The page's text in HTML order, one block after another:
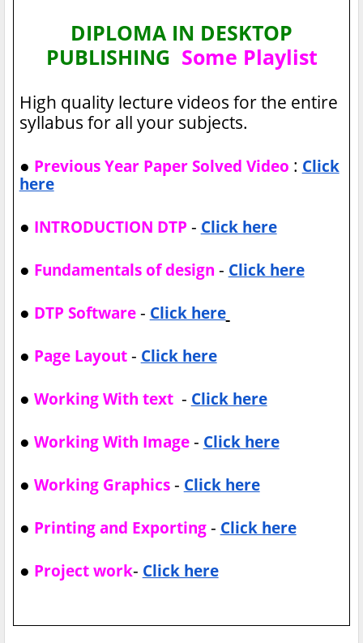
DIPLOMA IN DESKTOP
PUBLISHING Some Playlist
High quality lecture videos for the entire
syllabus for all your subjects.
● Previous Year Paper Solved Video : Click
here
● INTRODUCTION DTP - Click here
● Fundamentals of design - Click here
● DTP Software- Click here
● Page Layout - Click here
● Working With text - Click here
● Working With Image- Click here
● Working Graphics- Click here
● Printing and Exporting- Click here
● Project work- Click here